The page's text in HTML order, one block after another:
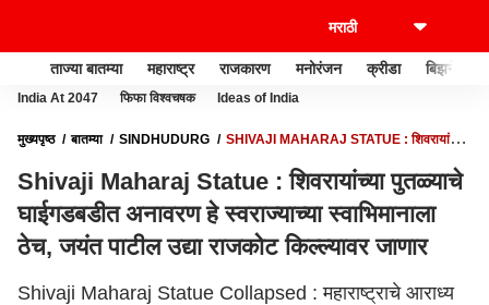
ताज्या बातम्या महाराष्ट्र राजकारण मनोरंजन क्रीडा बिझनेस
India At 2047 फिफा विश्वचषक Ideas of India
मुख्यपृष्ठ बातम्या SINDHUDURG
SHIVAJI MAHARAJ STATUE : शिवरायांच्या
किल्ल्यावर जाणार
Shivaji Maharaj Statue : शिवरायांच्या पुतळ्याचे
घाईगडबडीत अनावरण हे स्वराज्याच्या स्वाभिमानाला
ठेच, जयंत पाटील उद्या राजकोट किल्ल्यावर जाणार
Shivaji Maharaj Statue Collapsed : महाराष्ट्राचे आराध्य